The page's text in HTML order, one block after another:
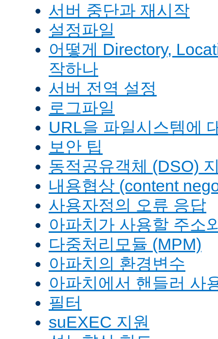
서버 중단과 재시작
설정파일
어떻게 Directory,
작하나
서버 전역 설정
로그파일
URL을 파일시스템에
보안 팁
동적공유객체 (DSO)
내용협상 (content
사용자정의 오류 응답
아파치가 사용할 주소
다중처리모듈 (MPM)
아파치의 환경변수
아파치에서 핸들러 사
필터
suEXEC 지원